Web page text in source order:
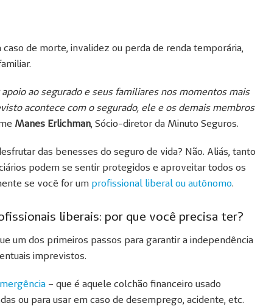
de morte, invalidez ou perda de renda temporária,
ao segurado e seus familiares nos momentos mais
acontece com o segurado, ele e os demais membros
Manes Erlichman, Sócio-diretor da Minuto Seguros.
das benesses do seguro de vida? Não. Aliás, tanto
podem se sentir protegidos e aproveitar todos os
se você for um profissional liberal ou autônomo.
liberais: por que você precisa ter?
um dos primeiros passos para garantir a independência
imprevistos.
– que é aquele colchão financeiro usado
ou para usar em caso de desemprego, acidente, etc.